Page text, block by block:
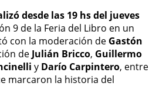
desde las 19 hs del jueves
9 de la Feria del Libro en un
con la moderación de Gastón
de Julián Bricco, Guillermo
y Darío Carpintero, entre
marcaron la historia del